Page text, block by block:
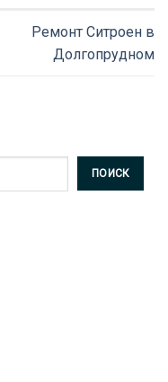
Ремонт Ситроен в
Долгопрудном
ПОИСК